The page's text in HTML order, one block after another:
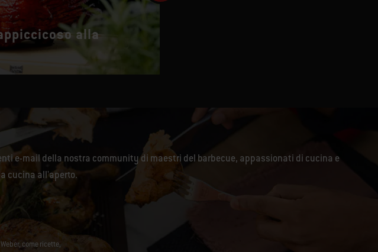
alla
e-mail della nostra community di maestri del barbecue, appassionati di cucina e
cucina all'aperto.
come ricette,